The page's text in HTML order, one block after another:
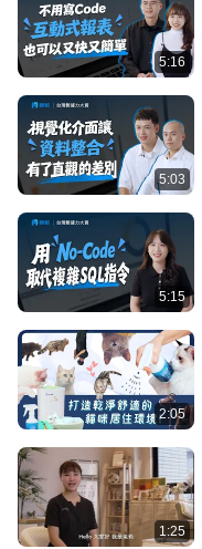
5:16
5:03
5:15
2:05
1:25